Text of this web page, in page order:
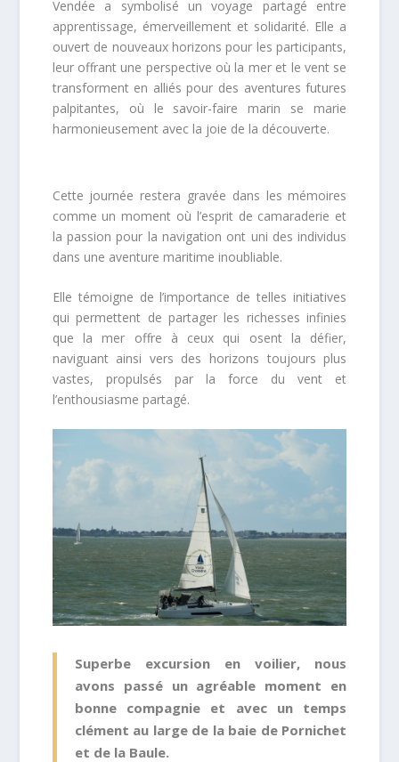
Vendée a symbolisé un voyage partagé entre
apprentissage, émerveillement et solidarité. Elle a
ouvert de nouveaux horizons pour les participants,
leur offrant une perspective où la mer et le vent se
transforment en alliés pour des aventures futures
palpitantes, où le savoir-faire marin se marie
harmonieusement avec la joie de la découverte.
Cette journée restera gravée dans les mémoires
comme un moment où l’esprit de camaraderie et
la passion pour la navigation ont uni des individus
dans une aventure maritime inoubliable.
Elle témoigne de l’importance de telles initiatives
qui permettent de partager les richesses infinies
que la mer offre à ceux qui osent la défier,
naviguant ainsi vers des horizons toujours plus
vastes, propulsés par la force du vent et
l’enthousiasme partagé.
Superbe excursion en voilier, nous
avons passé un agréable moment en
bonne compagnie et avec un temps
clément au large de la baie de Pornichet
et de la Baule.